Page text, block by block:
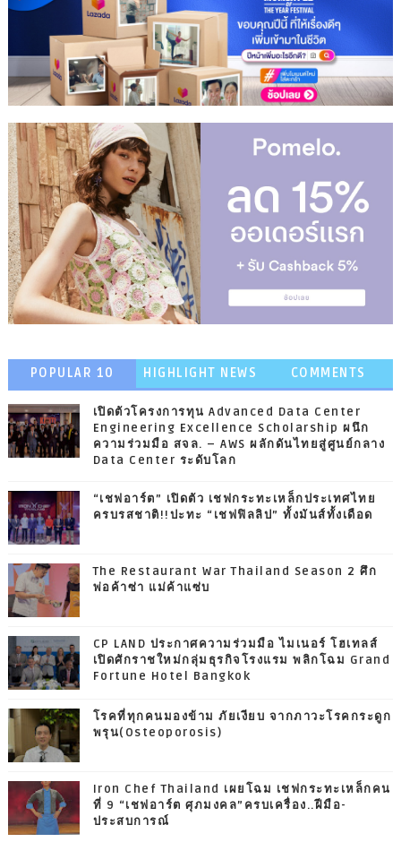
POPULAR 10 HIGHLIGHT NEWS COMMENTS
เปิดตัวโครงการทุน Advanced Data Center
Engineering Excellence Scholarship ผนึก
ความร่วมมือ สจล. – AWS ผลักดันไทยสู่ศูนย์กลาง
Data Center ระดับโลก
“เชฟอาร์ต” เปิดตัว เชฟกระทะเหล็กประเทศไทย
ครบรสชาติ!!ปะทะ “เชฟฟิลลิป” ทั้งมันส์ทั้งเดือด
The Restaurant War Thailand Season 2 ศึก
พ่อค้าซ่า แม่ค้าแซ่บ
CP LAND ประกาศความร่วมมือ ไมเนอร์ โฮเทลส์
เปิดศักราชใหม่กลุ่มธุรกิจโรงแรม พลิกโฉม Grand
Fortune Hotel Bangkok
โรคที่ทุกคนมองข้าม ภัยเงียบ จากภาวะโรคกระดูก
พรุน(Osteoporosis)
Iron Chef Thailand เผยโฉม เชฟกระทะเหล็กคน
ที่ 9 “เชฟอาร์ต ศุภมงคล”ครบเครื่อง..ฝีมือ-
ประสบการณ์